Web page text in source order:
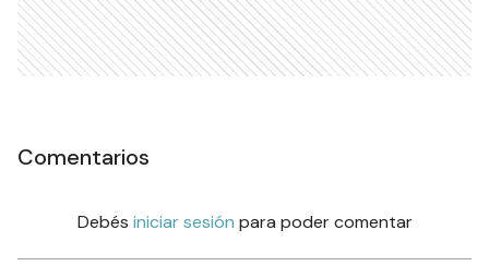
Comentarios
Debés iniciar sesión para poder comentar